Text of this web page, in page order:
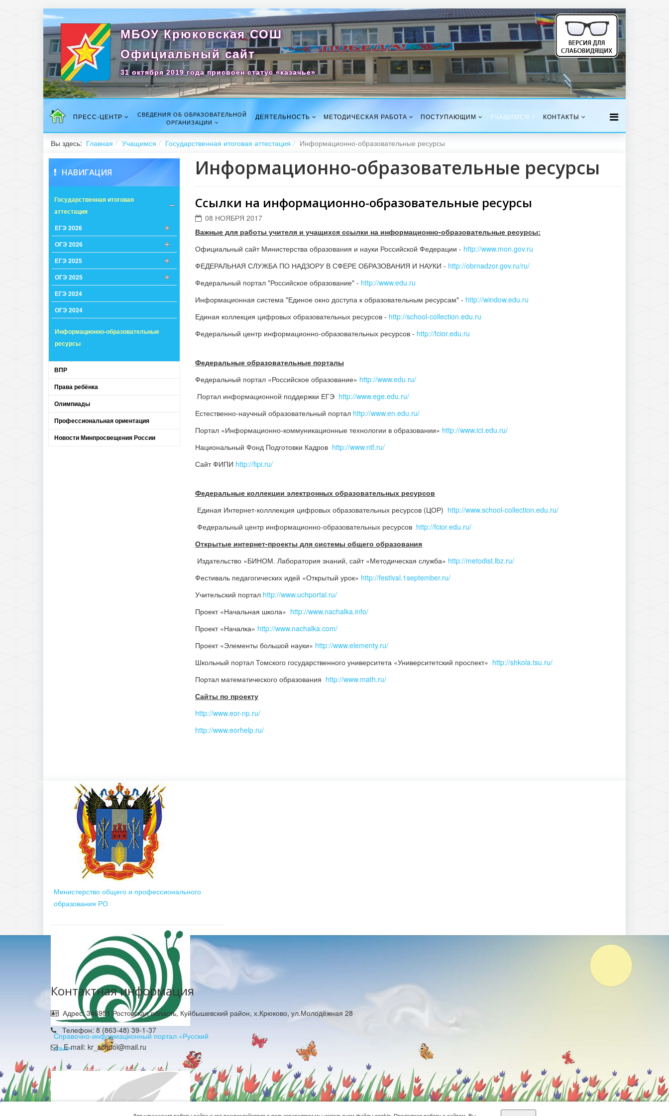
МБОУ Крюковская СОШ
Официальный сайт
31 октября 2019 года присвоен статус «казачье»
ПРЕСС-ЦЕНТР
СВЕДЕНИЯ ОБ ОБРАЗОВАТЕЛЬНОЙ
ОРГАНИЗАЦИИ
ДЕЯТЕЛЬНОСТЬ МЕТОДИЧЕСКАЯ РАБОТА ПОСТУПАЮЩИМ УЧАЩИМСЯ КОНТАКТЫ
Вы здесь: Главная Учащимся Государственная итоговая аттестация Информационно-образовательные ресурсы
НАВИГАЦИЯ
Государственная итоговая
аттестация
ЕГЭ 2026
ОГЭ 2026
ЕГЭ 2025
ОГЭ 2025
ЕГЭ 2024
ОГЭ 2024
Информационно-образовательные
ресурсы
ВПР
Права ребёнка
Олимпиады
Профессиональная ориентация
Новости Минпросвещения России
Информационно-образовательные ресурсы
Ссылки на информационно-образовательные ресурсы
08 НОЯБРЯ 2017
Важные для работы учителя и учащихся ссылки на информационно-образовательные ресурсы:
Официальный сайт Министерства образования и науки Российской Федерации - http://www.mon.gov.ru
ФЕДЕРАЛЬНАЯ СЛУЖБА ПО НАДЗОРУ В СФЕРЕ ОБРАЗОВАНИЯ И НАУКИ - http://obrnadzor.gov.ru/ru/
Федеральный портал "Российское образование" - http://www.edu.ru
Информационная система "Единое окно доступа к образовательным ресурсам" - http://window.edu.ru
Единая коллекция цифровых образовательных ресурсов - http://school-collection.edu.ru
Федеральный центр информационно-образовательных ресурсов - http://fcior.edu.ru
Федеральные образовательные порталы
Федеральный портал «Российское образование» http://www.edu.ru/
Портал информационной поддержки ЕГЭ http://www.ege.edu.ru/
Естественно-научный образовательный портал http://www.en.edu.ru/
Портал «Информационно-коммуникационные технологии в образовании» http://www.ict.edu.ru/
Национальный Фонд Подготовки Кадров http://www.ntf.ru/
Сайт ФИПИ http://fipi.ru/
Федеральные коллекции электронных образовательных ресурсов
Единая Интернет-колллекция цифровых образовательных ресурсов (ЦОР) http://www.school-collection.edu.ru/
Федеральный центр информационно-образовательных ресурсов http://fcior.edu.ru/
Открытые интернет-проекты для системы общего образования
Издательство «БИНОМ. Лаборатория знаний, сайт «Методическая служба» http://metodist.lbz.ru/
Фестиваль педагогических идей «Открытый урок» http://festival.1september.ru/
Учительский портал http://www.uchportal.ru/
Проект «Начальная школа» http://www.nachalka.info/
Проект «Началка» http://www.nachalka.com/
Проект «Элементы большой науки» http://www.elementy.ru/
Школьный портал Томского государственного университета «Университетский проспект» http://shkola.tsu.ru/
Портал математического образования http://www.math.ru/
Сайты по проекту
http://www.eor-np.ru/
http://www.eorhelp.ru/
Министерство общего и профессионального
образования РО
Cправочно-информационный портал «Русский
язык»
Контактная информация
Адрес: 346951 Ростовская область, Куйбышевский район, х.Крюково, ул.Молодёжная 28
Телефон: 8 (863-48) 39-1-37
E-mail: kr_school@mail.ru